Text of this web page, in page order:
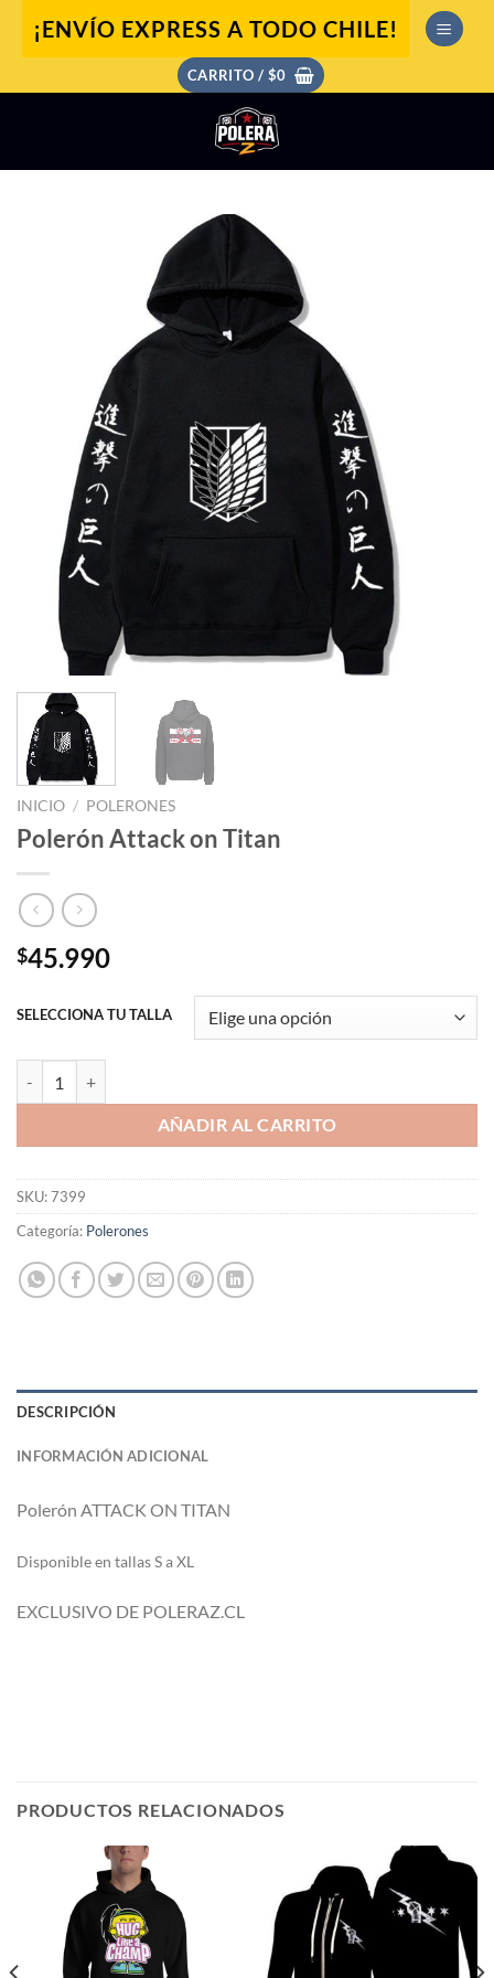
¡ENVÍO EXPRESS A TODO CHILE!
CARRITO / $0
INICIO / POLERONES
Polerón Attack on Titan
$45.990
SELECCIONA TU TALLA
AÑADIR AL CARRITO
SKU:7399
Categoría: Polerones
DESCRIPCIÓN
INFORMACIÓN ADICIONAL
Polerón ATTACK ON TITAN
Disponible en tallas S a XL
EXCLUSIVO DE POLERAZ.CL
PRODUCTOS RELACIONADOS